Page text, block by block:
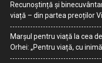
Recunoștință și
viață – din partea preoților
Marșul pentru viață la cea
Orhei: „Pentru viață, cu